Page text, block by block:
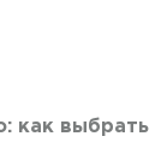
как выбрать